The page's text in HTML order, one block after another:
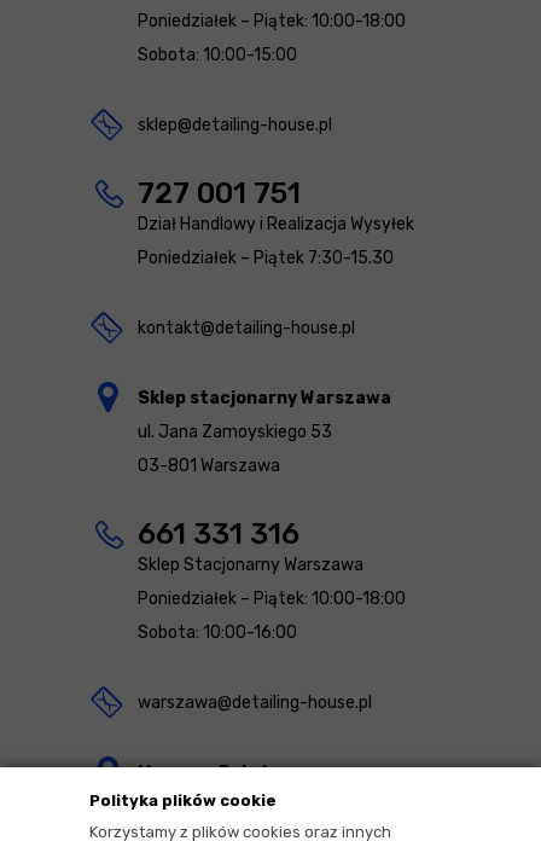
Polityka plików cookie
Korzystamy z plików cookies oraz innych
Poniedziałek – Piątek: 10:00-18:00
Sobota: 10:00-15:00
sklep@detailing-house.pl
727 001 751
Dział Handlowy i Realizacja Wysyłek
Poniedziałek – Piątek 7:30-15.30
kontakt@detailing-house.pl
Sklep stacjonarny Warszawa
ul. Jana Zamoyskiego 53
03-801 Warszawa
661 331 316
Sklep Stacjonarny Warszawa
Poniedziałek – Piątek: 10:00-18:00
Sobota: 10:00-16:00
warszawa@detailing-house.pl
Magazyn Rekcin
Nomos Sp. z o.o. sp.k.